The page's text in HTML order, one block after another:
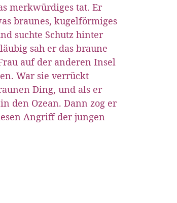
merkwürdiges tat. Er
braunes, kugelförmiges
suchte Schutz hinter
sah er das braune
auf der anderen Insel
War sie verrückt
Ding, und als er
den Ozean. Dann zog er
Angriff der jungen